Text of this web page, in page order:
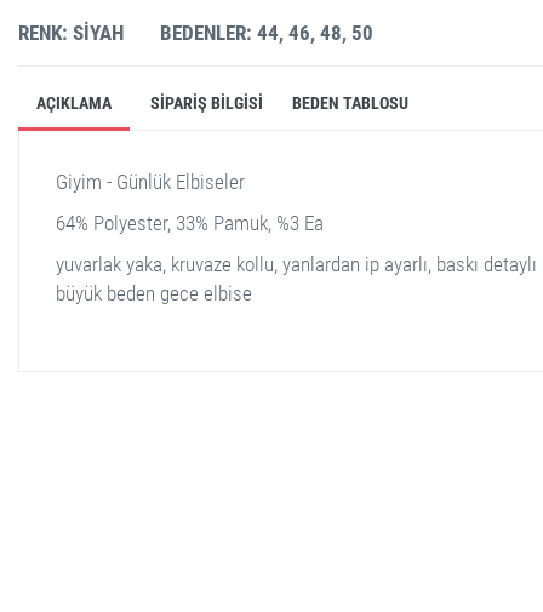
RENK: SIYAH BEDENLER: 44, 46, 48, 50
AÇIKLAMA SIPARIŞ BILGISI BEDEN TABLOSU
Giyim - Günlük Elbiseler
64% Polyester, 33% Pamuk, %3 Ea
yuvarlak yaka, kruvaze kollu, yanlardan ip ayarlı, baskı detaylı
büyük beden gece elbise